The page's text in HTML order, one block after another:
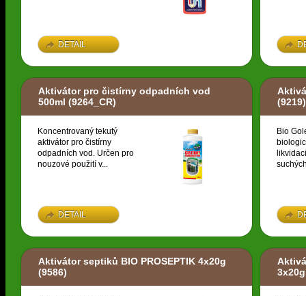
DETAIL
Aktivátor pro čistírny odpadních vod
500ml (9264_CR)
Koncentrovaný tekutý
aktivátor pro čistírny
odpadních vod. Určen pro
nouzové použití v...
DETAIL
(9219)
Bio
Aktivátor septiků BIO PROSEPTIK 4x20g
(9586)
3x20g